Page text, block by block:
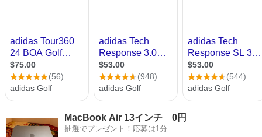
MacBook Air 13インチ 0円
抽選でプレゼント！応募は1分